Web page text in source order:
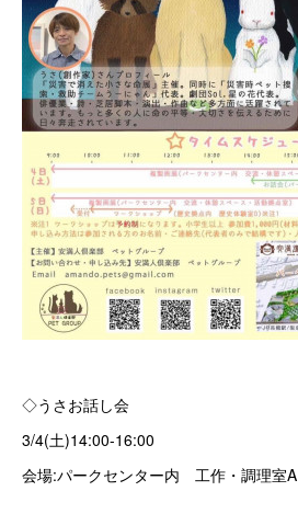
◇うさお話し会
3/4(土)14:00-16:00
会場:パークセンター内 工作・調理室A